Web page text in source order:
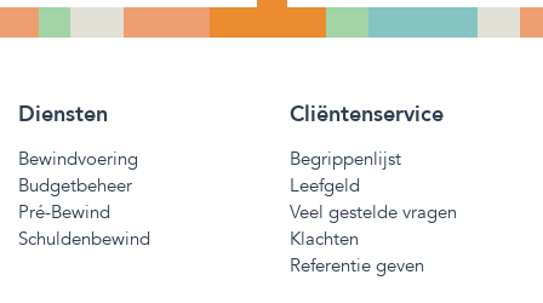
Diensten
Bewindvoering
Budgetbeheer
Pré-Bewind
Schuldenbewind
Cliëntenservice
Begrippenlijst
Leefgeld
Veel gestelde vragen
Klachten
Referentie geven